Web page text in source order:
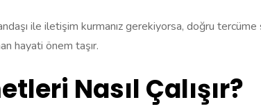
ile iletişim kurmanız gerekiyorsa, doğru tercüme
hayati önem taşır.
Nasıl Çalışır?